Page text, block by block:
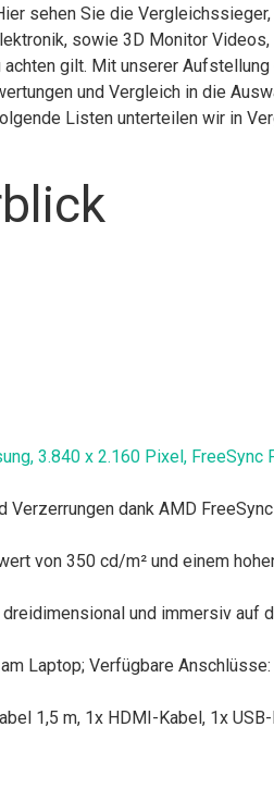
sehen Sie die
sowie 3D Monitor
gilt. Mit unserer
und Vergleich in die
Listen unterteilen wir in
3.840 x 2.160 Pixel, FreeSync
dank AMD
von 350 cd/m² und einem
und immersiv auf
Laptop; Verfügbare
1,5 m, 1x HDMI-Kabel, 1x